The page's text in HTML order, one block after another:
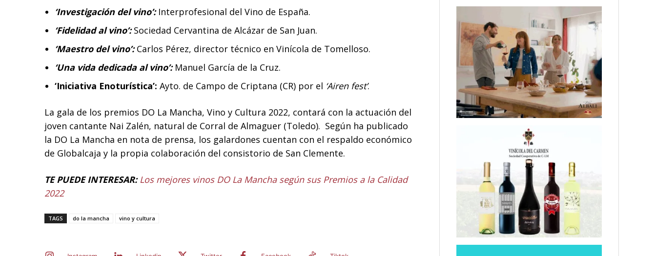
‘Investigación del vino’:Interprofesional del Vino de España.
‘Fidelidad al vino’:Sociedad Cervantina de Alcázar de San Juan.
‘Maestro del vino’:Carlos Pérez, director técnico en Vinícola de Tomelloso.
‘Una vida dedicada al vino’:Manuel García de la Cruz.
‘Iniciativa Enoturística’: Ayto. de Campo de Criptana (CR) por el ‘Airen fest’.
La gala de los premios DO La Mancha, Vino y Cultura 2022, contará con la actuación del
joven cantante Nai Zalén, natural de Corral de Almaguer (Toledo). Según ha publicado
la DO La Mancha en nota de prensa, los galardones cuentan con el respaldo económico
de Globalcaja y la propia colaboración del consistorio de San Clemente.
TE PUEDE INTERESAR: Los mejores vinos DO La Mancha según sus Premios a la Calidad
2022
TAGS do la mancha vino y cultura